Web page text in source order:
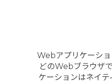
Webアプリケーシ
どのWebブラウザで
ケーションはネイテ